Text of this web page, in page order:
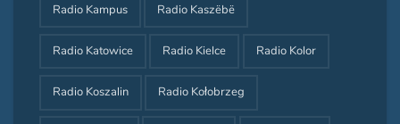
Radio Kampus Radio Kaszëbë
Radio Katowice Radio Kielce Radio Kolor
Radio Koszalin Radio Kołobrzeg